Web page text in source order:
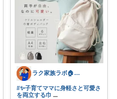
ラク家族ラボ🏠️30代子育てパパルーム
#✨子育てママに身軽さと可愛さ
を両立する巾 ...